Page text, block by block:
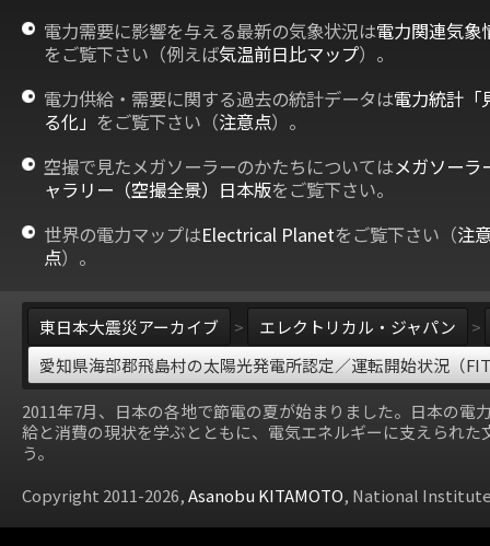
電力需要に影響を与える最新の気象状況は電力関連気象
をご覧下さい（例えば気温前日比マップ）。
電力供給・需要に関する過去の統計データは電力統計「
る化」 をご覧下さい（注意点）。
空撮で見たメガソーラーのかたちについてはメガソーラ
ャラリー（空撮全景）日本版をご覧下さい。
世界の電力マップはElectrical Planetをご覧下さい（注
点）。
東日本大震災アーカイブ > エレクトリカル・ジャパン
>
愛知県海部郡飛島村の太陽光発電所認定／運転開始状況（
2011年7月、日本の各地で節電の夏が始まりました。日本の電
給と消費の現状を学ぶとともに、電気エネルギーに支えられた
う。
Copyright 2011-2026,Asanobu KITAMOTO, National